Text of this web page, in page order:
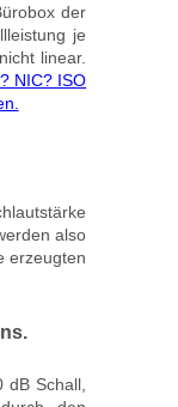
der
je
linear.
NIC? ISO
also
erzeugten
Schall,